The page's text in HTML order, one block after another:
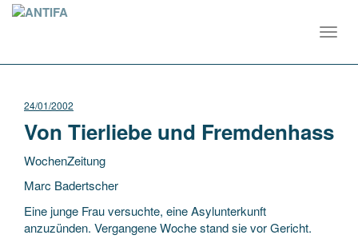
24/01/2002
Von Tierliebe und Fremdenhass
WochenZeitung
Marc Badertscher
Eine junge Frau versuchte, eine Asylunterkunft
anzuzünden. Vergangene Woche stand sie vor Gericht.